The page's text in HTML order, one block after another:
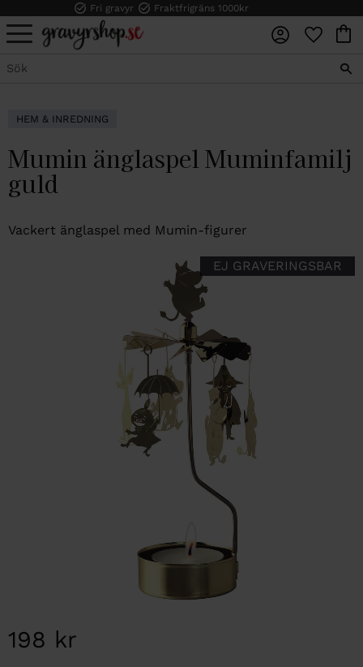
Meny
Fri gravyr Fraktfrigräns 1000kr
HEM & INREDNING
Mumin änglaspel Muminfamilj
guld
Vackert änglaspel med Mumin-figurer
EJ GRAVERINGSBAR
198 kr